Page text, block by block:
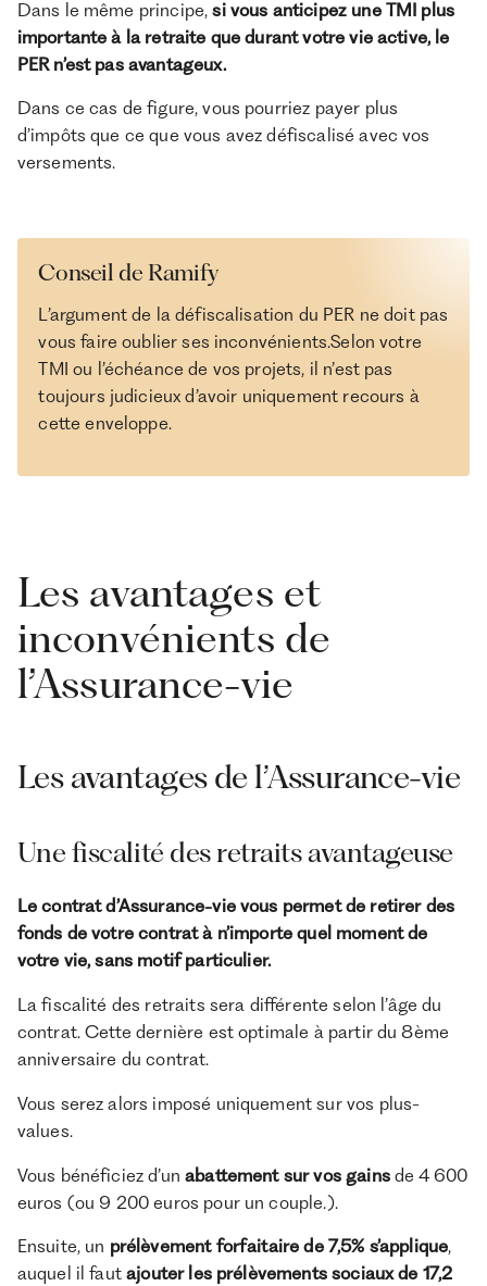
Dans le même principe,si vous anticipez une TMI plus
importante à la retraite que durant votre vie active, le
PER n’est pas avantageux.
Dans ce cas de figure, vous pourriez payer plus
d’impôts que ce que vous avez défiscalisé avec vos
versements.
Conseil de Ramify
L’argument de la défiscalisation du PER ne doit pas
vous faire oublier ses inconvénients.Selon votre
TMI ou l’échéance de vos projets, il n’est pas
toujours judicieux d’avoir uniquement recours à
cette enveloppe.
Les avantages et
inconvénients de
l’Assurance-vie
Les avantages de l’Assurance-vie
Une fiscalité des retraits avantageuse
Le contrat d’Assurance-vie vous permet de retirer des
fonds de votre contrat à n’importe quel moment de
votre vie, sans motif particulier.
La fiscalité des retraits sera différente selon l’âge du
contrat. Cette dernière est optimale à partir du 8ème
anniversaire du contrat.
Vous serez alors imposé uniquement sur vos plus-
values.
Vous bénéficiez d’un abattement sur vos gainsde 4 600
euros (ou 9 200 euros pour un couple.).
Ensuite, un prélèvement forfaitaire de 7,5% s’applique,
auquel il fautajouter les prélèvements sociaux de 17,2